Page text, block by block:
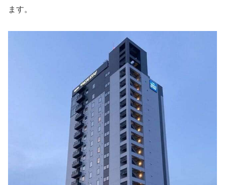
ます。